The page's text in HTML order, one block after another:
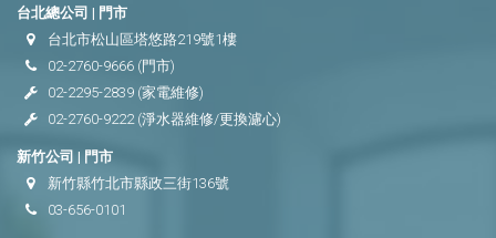
台北總公司 | 門市
台北市松山區塔悠路219號1樓
02-2760-9666 (門市)
02-2295-2839 (家電維修)
02-2760-9222(淨水器維修/更換濾心)
新竹公司 | 門市
新竹縣竹北市縣政三街136號
03-656-0101